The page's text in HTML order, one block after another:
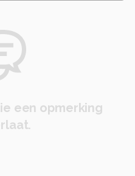
een opmerking